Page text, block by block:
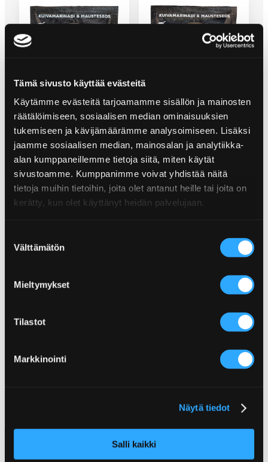
Tämä sivusto käyttää evästeitä
Käytämme evästeitä tarjoamamme sisällön ja mainosten
räätälöimiseen, sosiaalisen median ominaisuuksien
tukemiseen ja kävijämäärämme analysoimiseen. Lisäksi
jaamme sosiaalisen median, mainosalan ja analytiikka-
alan kumppaneillemme tietoja siitä, miten käytät
sivustoamme. Kumppanimme voivat yhdistää näitä
tietoja muihin tietoihin, joita olet antanut heille tai joita on
kerätty, kun olet käyttänyt heidän palvelujaan.
valinta
Välttämätön
Mieltymykset
Tilastot
Markkinointi
Näytä tiedot
Salli kaikki
LOUISIANA CAJUN RUB -
MAUSTESEOS
ONE FOR ALL ILMAN LISÄTTYÄ
SUOLAA RUB -MAUSTESEOS
MANGO HABANERO MAJONEN GARLIC RUB -MAUSTESEOS